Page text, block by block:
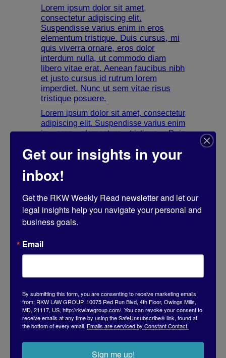
Lorem ipsum dolor sit amet,
consectetur adipiscing elit.
Suspendisse varius enim in eros
elementum tristique. Duis cursus, mi
quis viverra ornare, eros dolor
interdum nulla, ut commodo diam
libero vitae erat. Aenean faucibus nibh
et justo cursus id rutrum lorem
imperdiet. Nunc ut sem vitae risus
tristique posuere.
Lorem ipsum dolor sit amet, consectetur
adipiscing elit. Suspendisse varius enim
in eros elementum tristique. Duis
dolor interdum nulla, ut commodo diam
libero vitae erat. Aenean faucibus nibh
et justo cursus id rutrum lorem imperdiet.
Nunc ut sem vitae risus tristique
posuere.
Heading
Suspendisse varius enim in eros
elementum tristique. Duis cursus, mi
quis viverra ornare, eros dolor
interdum nulla, ut commodo diam
libero vitae erat. Aenean faucibus nibh
et justo cursus id rutrum lorem
imperdiet. Nunc ut sem vitae risus
Get our insights in your
inbox!
Get the RKW Weekly Read newsletter and let our
legal insights help you navigate your personal and
business goals.
Email
By submitting this form, you are consenting to receive marketing emails
from: RKW LAW GROUP, 10075 Red Run Blvd, 4th Floor, Owings Mills,
MD, 21117, US, http://rkwlawgroup.com/. You can revoke your consent to
receive emails at any time by using the SafeUnsubscribe® link, found at
the bottom of every email. Emails are serviced by Constant Contact.
Sign me up!